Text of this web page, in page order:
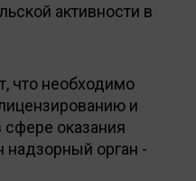
активности в
что необходимо
и
оказания
надзорный орган -